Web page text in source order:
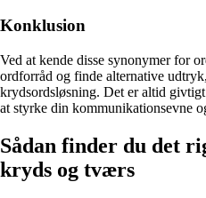
Konklusion
Ved at kende disse synonymer for
ordforråd og finde alternative
krydsordsløsning. Det er altid
at styrke din kommunikationsevne
Sådan finder du det
kryds og tværs